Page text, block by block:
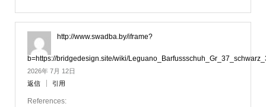
http://www.swadba.by/iframe?
b=https://bridgedesign.site/wiki/
2026年 7月 12日
返信
引用
References: